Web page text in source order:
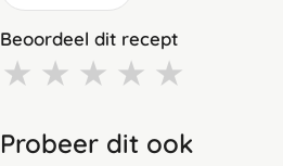
Beoordeel dit recept
★ ★ ★ ★ ★
Probeer dit ook